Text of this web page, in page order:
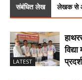
संबंधित लेख लेखक से
LATEST